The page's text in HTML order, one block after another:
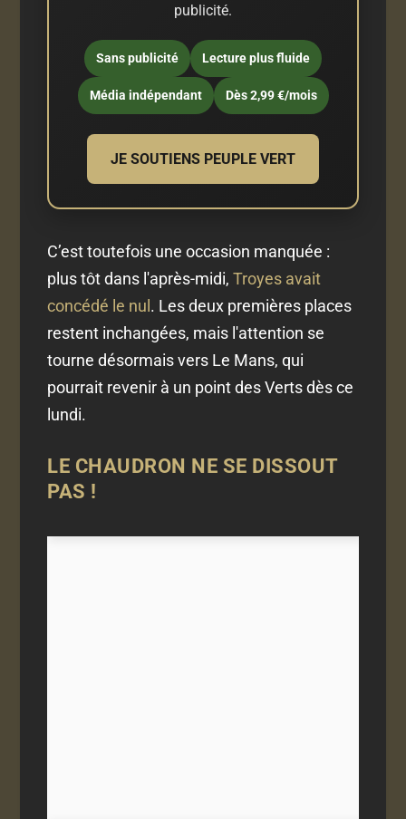
publicité.
Sans publicité Lecture plus fluide
Média indépendant Dès 2,99 €/mois
JE SOUTIENS PEUPLE VERT
C’est toutefois une occasion manquée :
plus tôt dans l'après-midi,Troyes avait
concédé le nul. Les deux premières places
restent inchangées, mais l'attention se
tourne désormais vers Le Mans, qui
pourrait revenir à un point des Verts dès ce
lundi.
LE CHAUDRON NE SE DISSOUT
PAS !